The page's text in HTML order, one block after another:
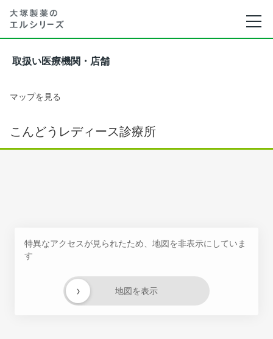
取扱い医療機関・店舗
マップを見る
こんどうレディース診療所
特異なアクセスが見られたため、地図を非表示にしていま
す
地図を表示
›